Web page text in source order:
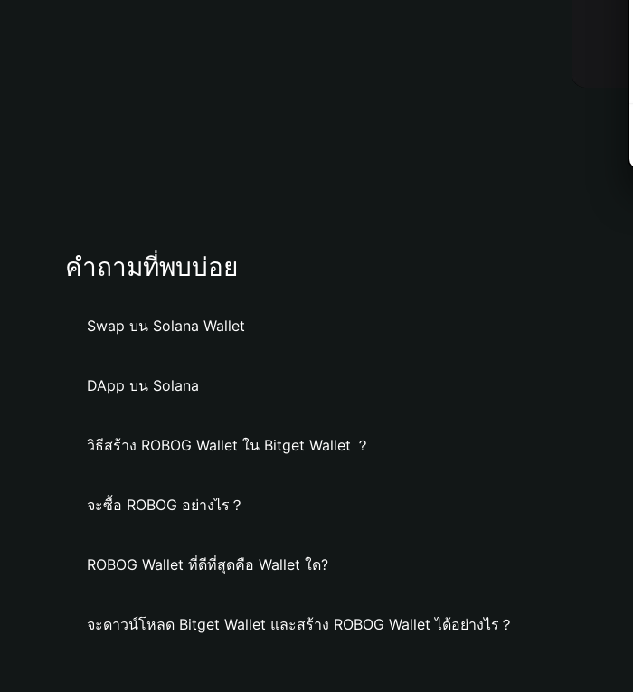
คำถามที่พบบ่อย
Swap บน Solana Wallet
DApp บน Solana
วิธีสร้าง ROBOG Wallet ใน Bitget Wallet ？
จะซื้อ ROBOG อย่างไร？
ROBOG Wallet ที่ดีที่สุดคือ Wallet ใด?
จะดาวน์โหลด Bitget Wallet และสร้าง ROBOG Wallet ได้อย่างไร？